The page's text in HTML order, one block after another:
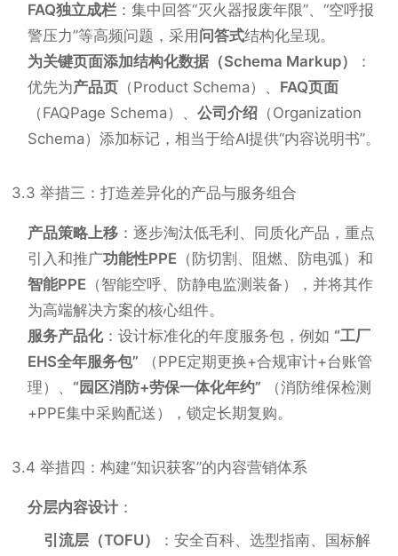
FAQ独立成栏 ：集中回答“灭火器报废年限”、“空呼报
警压力”等高频问题，采用 问答式结构化呈现。
为关键页面添加结构化数据（Schema Markup）
：
优先为产品页 （Product Schema）、 FAQ页面
（FAQPage Schema）、公司介绍 （Organization
Schema）添加标记，相当于给AI提供“内容说明书”。
3.3 举措三：打造差异化的产品与服务组合
产品策略上移 ：逐步淘汰低毛利、同质化产品，重点
引入和推广功能性PPE （防切割、阻燃、防电弧）和
智能PPE （智能空呼、防静电监测装备），并将其作
为高端解决方案的核心组件。
服务产品化：设计标准化的年度服务包，例如 “工厂
EHS全年服务包” （PPE定期更换+合规审计+台账管
理）、 “园区消防+劳保一体化年约” （消防维保检测
+PPE集中采购配送），锁定长期复购。
3.4 举措四：构建“知识获客”的内容营销体系
分层内容设计 ：
引流层（TOFU）
：安全百科、选型指南、国标解